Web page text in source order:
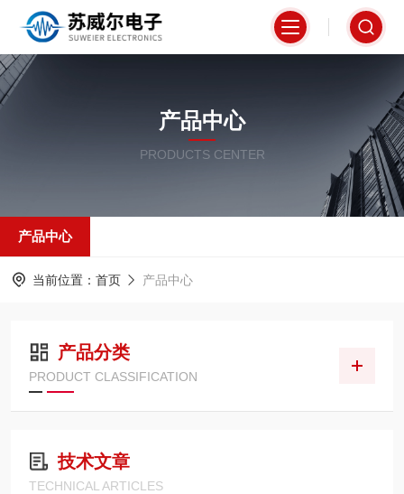
产品中心
PRODUCTS CENTER
产品中心
当前位置： 首页 产品中心
产品分类
PRODUCT CLASSIFICATION
技术文章
TECHNICAL ARTICLES